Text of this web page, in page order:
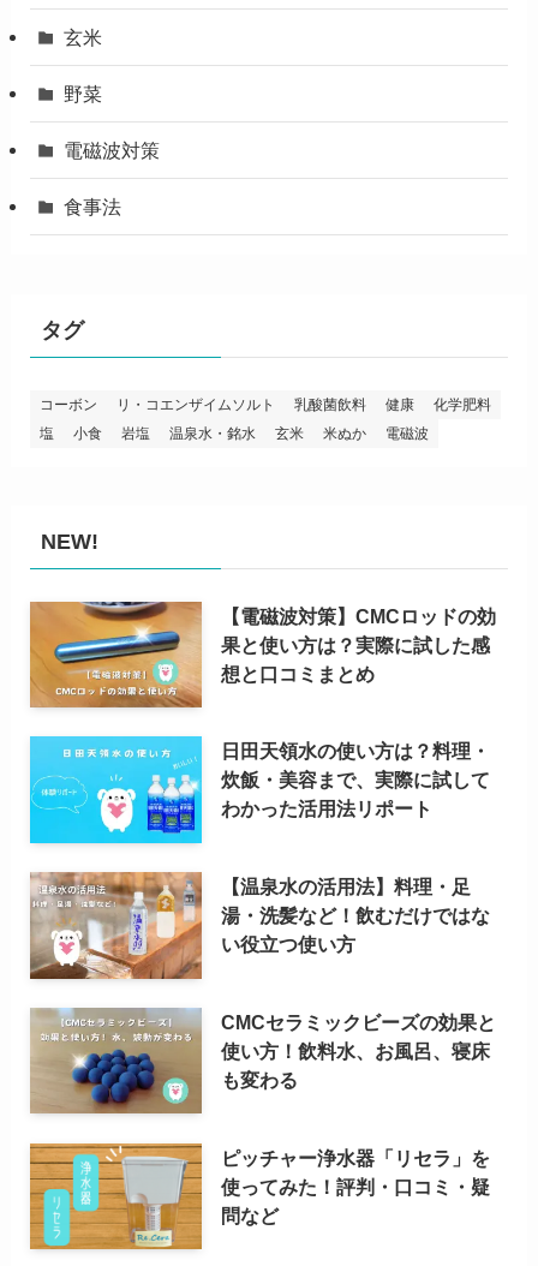
玄米
野菜
電磁波対策
食事法
タグ
コーボン リ・コエンザイムソルト 乳酸菌飲料 健康
化学肥料
塩
小食 岩塩 温泉水・銘水 玄米 米ぬか 電磁波
NEW!
【電磁波対策】CMCロッドの効
果と使い方は？実際に試した感
想と口コミまとめ
日田天領水の使い方は？料理・
炊飯・美容まで、実際に試して
わかった活用法リポート
【温泉水の活用法】料理・足
湯・洗髪など！飲むだけではな
い役立つ使い方
CMCセラミックビーズの効果と
使い方！飲料水、お風呂、寝床
も変わる
ピッチャー浄水器「リセラ」を
使ってみた！評判・口コミ・疑
問など